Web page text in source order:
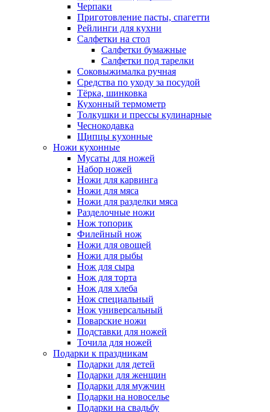
Черпаки
Приготовление пасты, спагетти
Рейлинги для кухни
Салфетки на стол
Салфетки бумажные
Салфетки под тарелки
Соковыжималка ручная
Средства по уходу за посудой
Тëрка, шинковка
Кухонный термометр
Толкушки и прессы кулинарные
Чеснокодавка
Щипцы кухонные
Ножи кухонные
Мусаты для ножей
Набор ножей
Ножи для карвинга
Ножи для мяса
Ножи для разделки мяса
Разделочные ножи
Нож топорик
Филейный нож
Ножи для овощей
Ножи для рыбы
Нож для сыра
Нож для торта
Нож для хлеба
Нож специальный
Нож универсальный
Поварские ножи
Подставки для ножей
Точила для ножей
Подарки к праздникам
Подарки для детей
Подарки для женщин
Подарки для мужчин
Подарки на новоселье
Подарки на свадьбу